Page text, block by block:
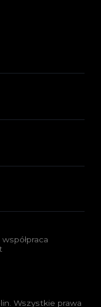
Wszystkie prawa